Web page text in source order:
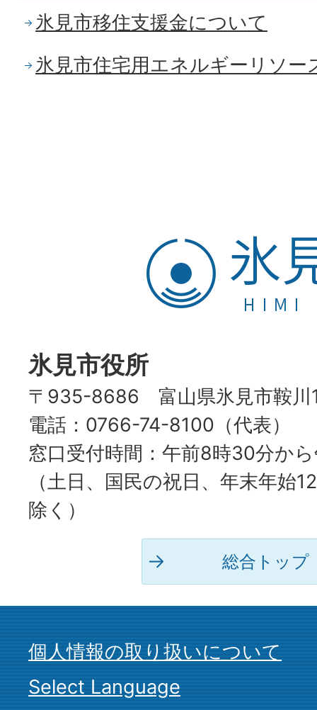
氷見市移住支援金について
氷見市住宅用エネルギーリソー
氷
見
市
氷見市役所
〒935-8686 富山県氷見市鞍川
電話：0766-74-8100（代表）
窓口受付時間：午前8時30分か
（土日、国民の祝日、年末年始
除く）
総合トップ
個人情報の取り扱いについて
Select Language